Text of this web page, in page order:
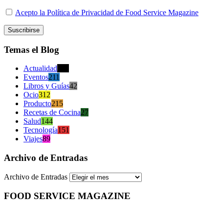
Acepto la Política de Privacidad de Food Service Magazine
Temas el Blog
Actualidad
Eventos211
Libros y Guías42
Ocio312
Producto215
Recetas de Cocina27
Salud144
Tecnología151
Viajes89
Archivo de Entradas
Archivo de Entradas
FOOD SERVICE MAGAZINE